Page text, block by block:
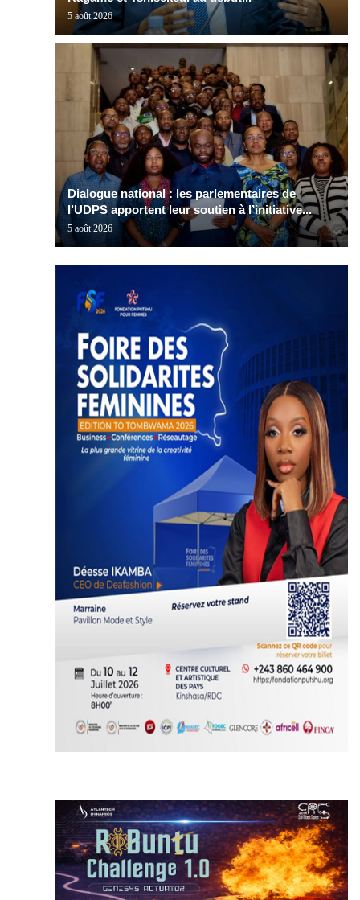
5 août 2026
Dialogue national : les parlementaires de
l’UDPS apportent leur soutien à l’initiative...
5 août 2026